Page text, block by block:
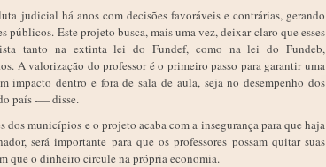
judicial há anos com decisões favoráveis e contrárias, gerando
públicos. Este projeto busca, mais uma vez, deixar claro que esses
tanto na extinta lei do Fundef, como na lei do Fundeb,
A valorização do professor é o primeiro passo para garantir uma
impacto dentro e fora de sala de aula, seja no desempenho dos
país -— disse.
dos municípios e o projeto acaba com a insegurança para que haja
será importante para que os professores possam quitar suas
que o dinheiro circule na própria economia.